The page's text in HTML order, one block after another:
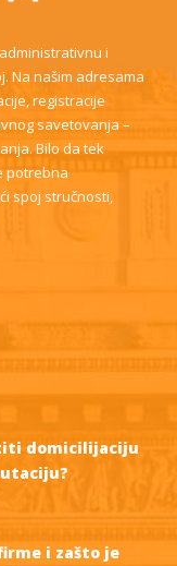
i
Na našim adresama
registracije
savetovanja –
Bilo da tek
potrebna
spoj stručnosti,
domicilijaciju
i zašto je